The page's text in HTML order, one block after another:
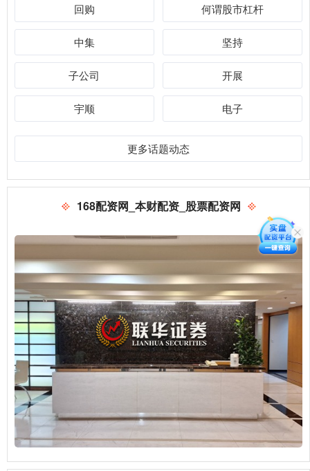
回购 何谓股市杠杆
中集 坚持
子公司 开展
宇顺 电子
更多话题动态
168配资网_本财配资_股票配资网